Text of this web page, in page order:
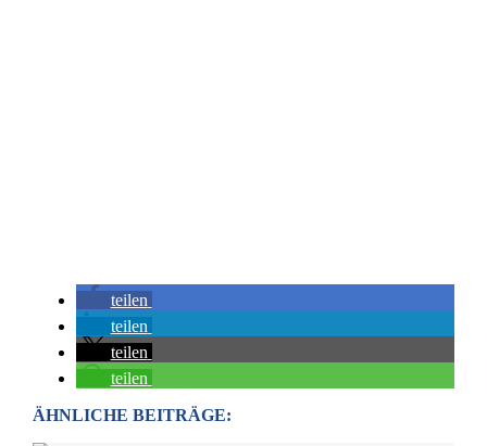
teilen
teilen
teilen
teilen
ÄHNLICHE BEITRÄGE: